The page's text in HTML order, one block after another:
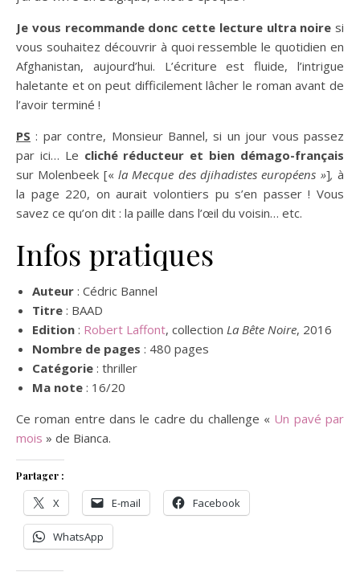
Je vous recommande donc cette lecture ultra noire si
vous souhaitez découvrir à quoi ressemble le quotidien en
Afghanistan, aujourd’hui. L’écriture est fluide, l’intrigue
haletante et on peut difficilement lâcher le roman avant de
l’avoir terminé !
PS : par contre, Monsieur Bannel, si un jour vous passez
par ici… Le cliché réducteur et bien démago-français
sur Molenbeek [« la Mecque des djihadistes européens »], à
la page 220, on aurait volontiers pu s’en passer ! Vous
savez ce qu’on dit : la paille dans l’œil du voisin… etc.
Infos pratiques
Auteur : Cédric Bannel
Titre : BAAD
Edition : Robert Laffont, collection La Bête Noire, 2016
Nombre de pages : 480 pages
Catégorie : thriller
Ma note : 16/20
Ce roman entre dans le cadre du challenge « Un pavé par
mois » de Bianca.
Partager :
X E-mail Facebook
WhatsApp